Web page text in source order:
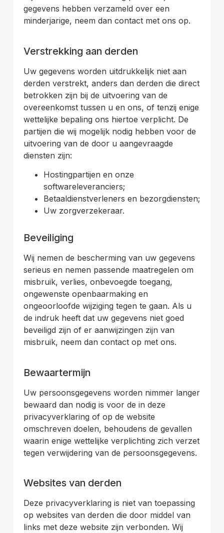
gegevens hebben verzameld over een
minderjarige, neem dan contact met ons op.
Verstrekking aan derden
Uw gegevens worden uitdrukkelijk niet aan
derden verstrekt, anders dan derden die direct
betrokken zijn bij de uitvoering van de
overeenkomst tussen u en ons, of tenzij enige
wettelijke bepaling ons hiertoe verplicht. De
partijen die wij mogelijk nodig hebben voor de
uitvoering van de door u aangevraagde
diensten zijn:
Hostingpartijen en onze
softwareleveranciers;
Betaaldienstverleners en bezorgdiensten;
Uw zorgverzekeraar.
Beveiliging
Wij nemen de bescherming van uw gegevens
serieus en nemen passende maatregelen om
misbruik, verlies, onbevoegde toegang,
ongewenste openbaarmaking en
ongeoorloofde wijziging tegen te gaan. Als u
de indruk heeft dat uw gegevens niet goed
beveiligd zijn of er aanwijzingen zijn van
misbruik, neem dan contact op met ons.
Bewaartermijn
Uw persoonsgegevens worden nimmer langer
bewaard dan nodig is voor de in deze
privacyverklaring of op de website
omschreven doelen, behoudens de gevallen
waarin enige wettelijke verplichting zich verzet
tegen verwijdering van de persoonsgegevens.
Websites van derden
Deze privacyverklaring is niet van toepassing
op websites van derden die door middel van
links met deze website zijn verbonden. Wij